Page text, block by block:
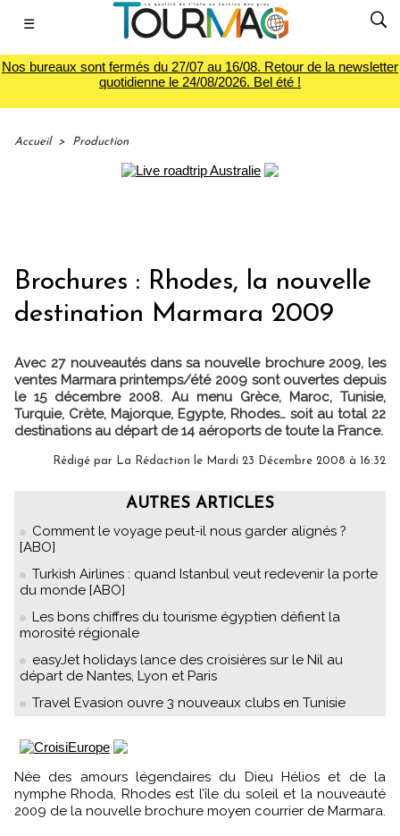
☰
Nos bureaux sont fermés du 27/07 au 16/08. Retour de la newsletter
quotidienne le 24/08/2026. Bel été !
Accueil > Production
Brochures : Rhodes, la nouvelle
destination Marmara 2009
Avec 27 nouveautés dans sa nouvelle brochure 2009, les
ventes Marmara printemps/été 2009 sont ouvertes depuis
le 15 décembre 2008. Au menu Grèce, Maroc, Tunisie,
Turquie, Crète, Majorque, Egypte, Rhodes… soit au total 22
destinations au départ de 14 aéroports de toute la France.
Rédigé par La Rédaction le Mardi 23 Décembre 2008 à 16:32
AUTRES ARTICLES
Comment le voyage peut-il nous garder alignés ?
[ABO]
Turkish Airlines : quand Istanbul veut redevenir la porte
du monde [ABO]
Les bons chiffres du tourisme égyptien défient la
morosité régionale
easyJet holidays lance des croisières sur le Nil au
départ de Nantes, Lyon et Paris
Travel Evasion ouvre 3 nouveaux clubs en Tunisie
Née des amours légendaires du Dieu Hélios et de la
nymphe Rhoda, Rhodes est l’île du soleil et la nouveauté
2009 de la nouvelle brochure moyen courrier de Marmara.